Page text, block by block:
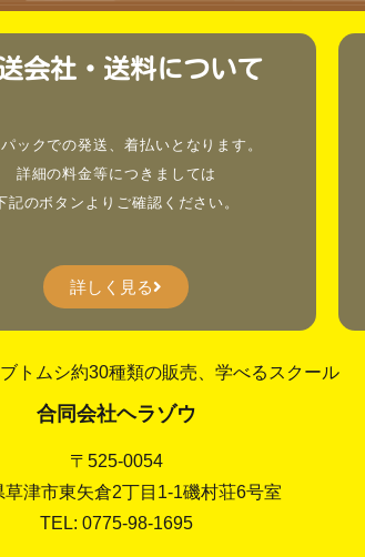
会社・送料について
ックでの発送、着払いとなります。
詳細の料金等につきましては
記のボタンよりご確認ください。
詳しく見る
トムシ約30種類の販売、学べるスクール
合同会社ヘラゾウ
〒525-0054
草津市東矢倉2丁目1-1磯村荘6号室
TEL: 0775-98-1695